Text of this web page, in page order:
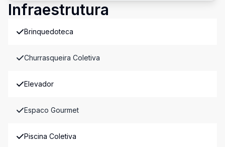
Infraestrutura
Brinquedoteca
Churrasqueira Coletiva
Elevador
Espaco Gourmet
Piscina Coletiva